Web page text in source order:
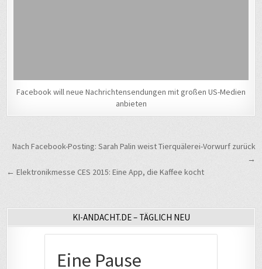
Facebook will neue Nachrichtensendungen mit großen US-Medien
anbieten
Beitragsnavigation
Nach Facebook-Posting: Sarah Palin weist Tierquälerei-Vorwurf zurück
→
← Elektronikmesse CES 2015: Eine App, die Kaffee kocht
KI-ANDACHT.DE – TÄGLICH NEU